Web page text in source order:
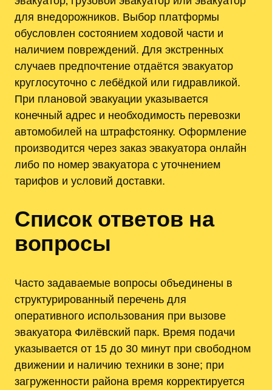
для внедорожников. Выбор платформы
обусловлен состоянием ходовой части и
наличием повреждений. Для экстренных
случаев предпочтение отдаётся эвакуатор
круглосуточно с лебёдкой или гидравликой.
При плановой эвакуации указывается
конечный адрес и необходимость перевозки
автомобилей на штрафстоянку. Оформление
производится через заказ эвакуатора онлайн
либо по номер эвакуатора с уточнением
тарифов и условий доставки.
Список ответов на
вопросы
Часто задаваемые вопросы объединены в
структурированный перечень для
оперативного использования при вызове
эвакуатора Филёвский парк. Время подачи
указывается от 15 до 30 минут при свободном
движении и наличию техники в зоне; при
загруженности района время корректируется